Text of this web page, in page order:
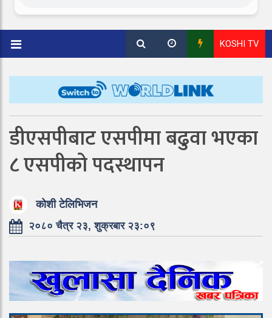
KOSHI TV
डीएसपीबाट एसपीमा बढुवा भएका
८ एसपीको पदस्थापन
कोशी टेलिभिजन
२०८० चैत्र २३, शुक्रबार २३:०९